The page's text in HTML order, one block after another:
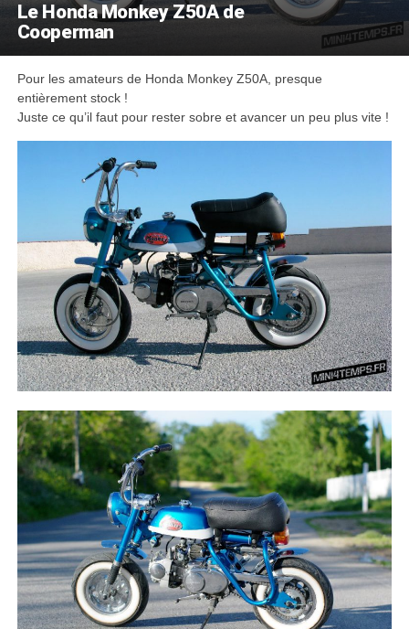
Le Honda Monkey Z50A de
Cooperman
Pour les amateurs de Honda Monkey Z50A, presque
entièrement stock !
Juste ce qu’il faut pour rester sobre et avancer un peu plus vite !